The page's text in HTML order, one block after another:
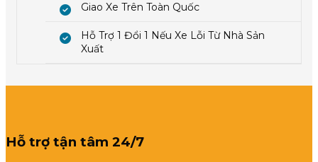
Giao Xe Trên Toàn Quốc
Hỗ Trợ 1 Đổi 1 Nếu Xe Lỗi Từ Nhà Sản
Xuất
Hỗ trợ tận tâm 24/7